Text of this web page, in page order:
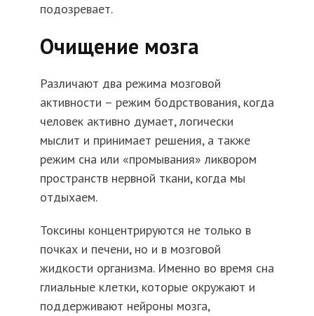
подозревает.
Очищение мозга
Различают два режима мозговой
активности – режим бодрствования, когда
человек активно думает, логически
мыслит и принимает решения, а также
режим сна или «промывания» ликвором
пространств нервной ткани, когда мы
отдыхаем.
Токсины концентрируются не только в
почках и печени, но и в мозговой
жидкости организма. Именно во время сна
глиальные клетки, которые окружают и
поддерживают нейроны мозга,